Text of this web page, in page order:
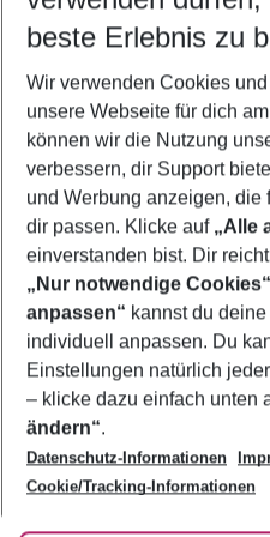
5-8
2 Erwachsene Keine
Mehr Filter
Footer
Footer navigation
Über uns
AGB
Bestpreisgarantie
Cookie-Einstellungen ändern
Cookie-Richtlinie
Agenturbetreuung
Barrierefreies Reisen
Folge uns
beste Erlebnis zu
Wir verwenden Cookies
unsere Webseite für dich
können wir die Nutzung
verbessern, dir Support
und Werbung anzeigen, die
dir passen. Klicke auf „Alle
einverstanden bist. Dir
„Nur notwendige Cookies“
anpassen“ kannst du
individuell anpassen. Du
Einstellungen natürlich
– klicke dazu einfach unten
ändern“.
Datenschutz-Informationen
Cookie/Tracking-Informationen